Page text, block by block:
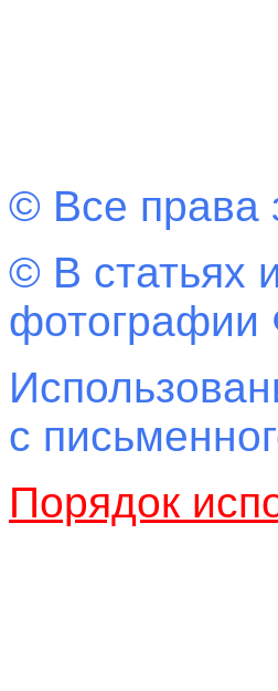
© Все
© В статьях
фотографии
с
Порядок